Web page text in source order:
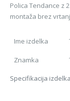
Polica Tendance z
montaža brez
Specifikacija izdelka
Ime izdelka
Znamka